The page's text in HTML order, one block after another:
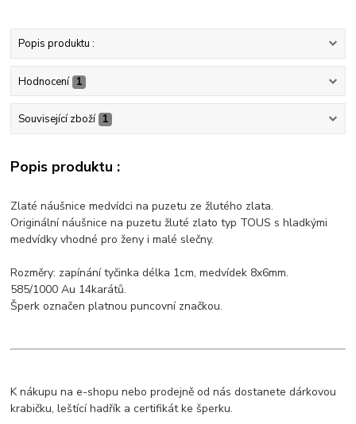
Popis produktu :
Hodnocení 1
Související zboží 1
Popis produktu :
Zlaté náušnice medvídci na puzetu ze žlutého zlata.
Originální náušnice na puzetu žluté zlato typ TOUS s hladkými
medvídky vhodné pro ženy i malé slečny.
Rozměry: zapínání tyčinka délka 1cm, medvídek 8x6mm.
585/1000 Au 14karátů.
Šperk označen platnou puncovní značkou.
K nákupu na e-shopu nebo prodejně od nás dostanete dárkovou
krabičku, leštící hadřík a certifikát ke šperku.